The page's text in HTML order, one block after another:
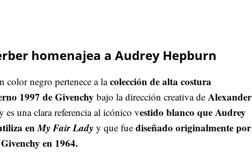
homenajea a Audrey Hepburn
color negro pertenece a lacolección de alta costura
1997 de Givenchy bajo la dirección creativa de Alexander
es una clara referencia al icónico vestido blanco que Audrey
enMy Fair Lady y que fue diseñado originalmente por
en 1964.